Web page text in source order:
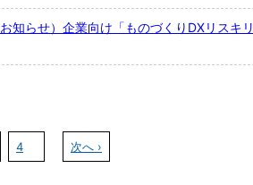
知らせ）企業向け「ものづくりDXリスキリ
4 次へ ›